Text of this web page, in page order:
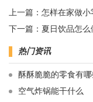
上一篇： 怎样在家做小
下一篇： 夏日饮品怎么
热门资讯
酥酥脆脆的零食有
空气炸锅能干什么